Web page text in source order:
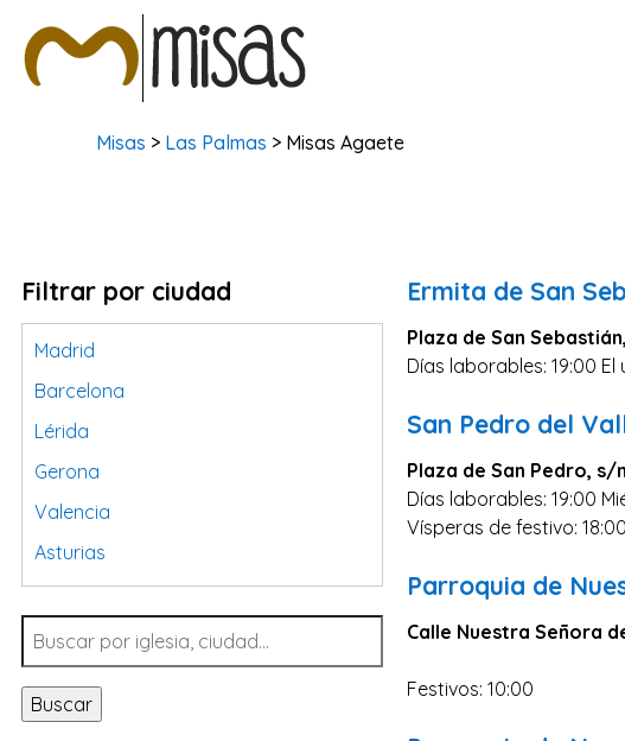
Misas > Las Palmas > Misas Agaete
Filtrar por ciudad
Madrid
Barcelona
Lérida
Gerona
Valencia
Asturias
Tarragona
Navarra
Valladolid
Sevilla
Buscar
Ermita de San
Plaza de San
Días laborables: 19:00
San Pedro del
Plaza de San Pedro, s/n
Días laborables: 19:00
Vísperas de festivo: 18:00
Parroquia de
Calle Nuestra Señora
Festivos: 10:00